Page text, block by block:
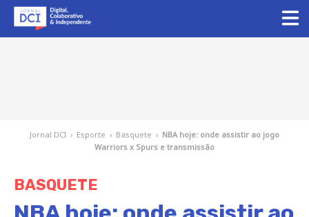
Jornal DCI › Esporte › Basquete › NBA hoje: onde assistir ao jogo
Warriors x Spurs e transmissão
BASQUETE